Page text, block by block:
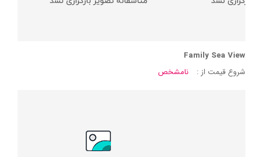
Family Sea View
شروع قیمت از :
نامشخص